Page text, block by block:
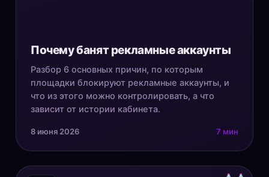
Почему банят рекламные аккаунты
Разбор 6 основных причин, по которым
площадки блокируют рекламные аккаунты, и
что из этого можно контролировать, а что
зависит от истории кабинета.
8 июня 2026 7 мин